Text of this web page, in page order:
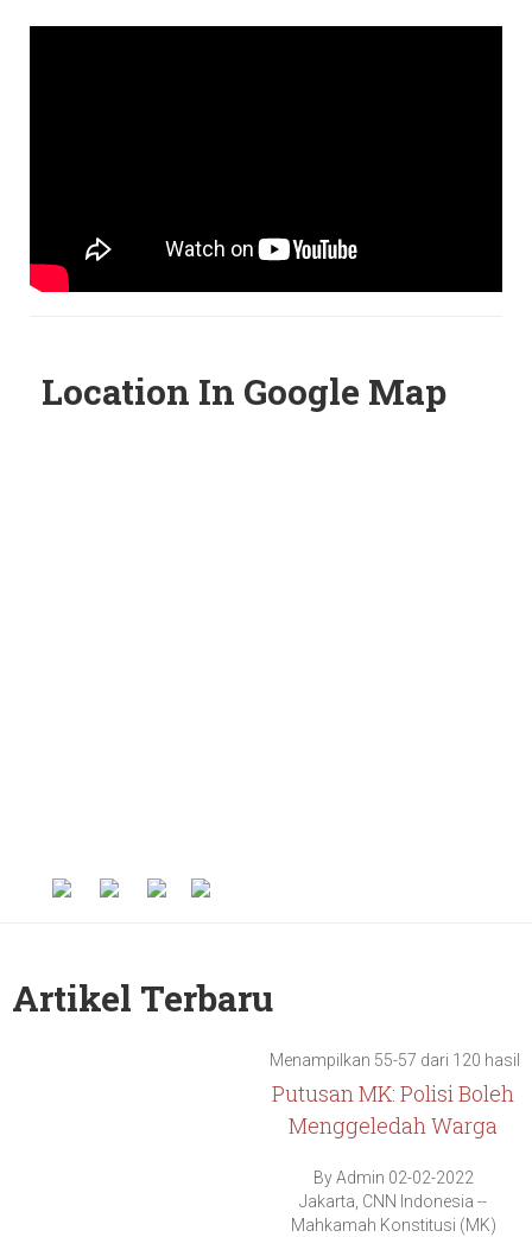
Location In Google Map
Artikel Terbaru
Menampilkan 55-57 dari 120 hasil
Putusan MK: Polisi Boleh
Menggeledah Warga
By Admin 02-02-2022
Jakarta, CNN Indonesia --
Mahkamah Konstitusi (MK)